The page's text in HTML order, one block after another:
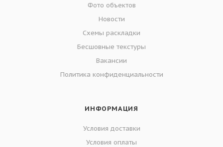
Фото объектов
Новости
Схемы раскладки
Бесшовные текстуры
Вакансии
Политика конфиденциальности
ИНФОРМАЦИЯ
Условия доставки
Условия оплаты